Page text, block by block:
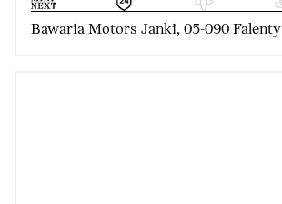
Bawaria Motors Janki, 05-090 Falenty